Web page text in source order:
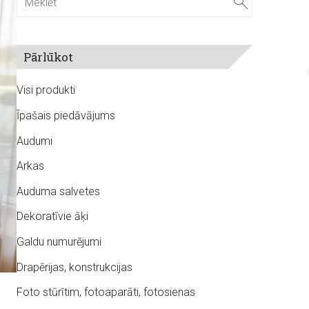
Pārlūkot
Visi produkti
Īpašais piedāvājums
Audumi
Arkas
Auduma salvetes
Dekoratīvie āķi
Galdu numurējumi
Drapērijas, konstrukcijas
Foto stūrītim, fotoaparāti, fotosienas